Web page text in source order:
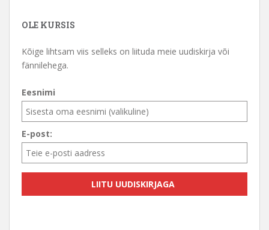
OLE KURSIS
Kõige lihtsam viis selleks on liituda meie uudiskirja või
fännilehega.
Eesnimi
E-post: